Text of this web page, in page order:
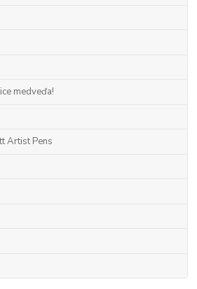
medveďa!
Artist Pens